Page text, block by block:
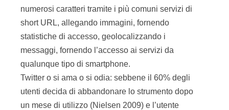
numerosi caratteri tramite i più comuni servizi di
short URL, allegando immagini, fornendo
statistiche di accesso, geolocalizzando i
messaggi, fornendo l’accesso ai servizi da
qualunque tipo di smartphone.
Twitter o si ama o si odia: sebbene il 60% degli
utenti decida di abbandonare lo strumento dopo
un mese di utilizzo (Nielsen 2009) e l’utente